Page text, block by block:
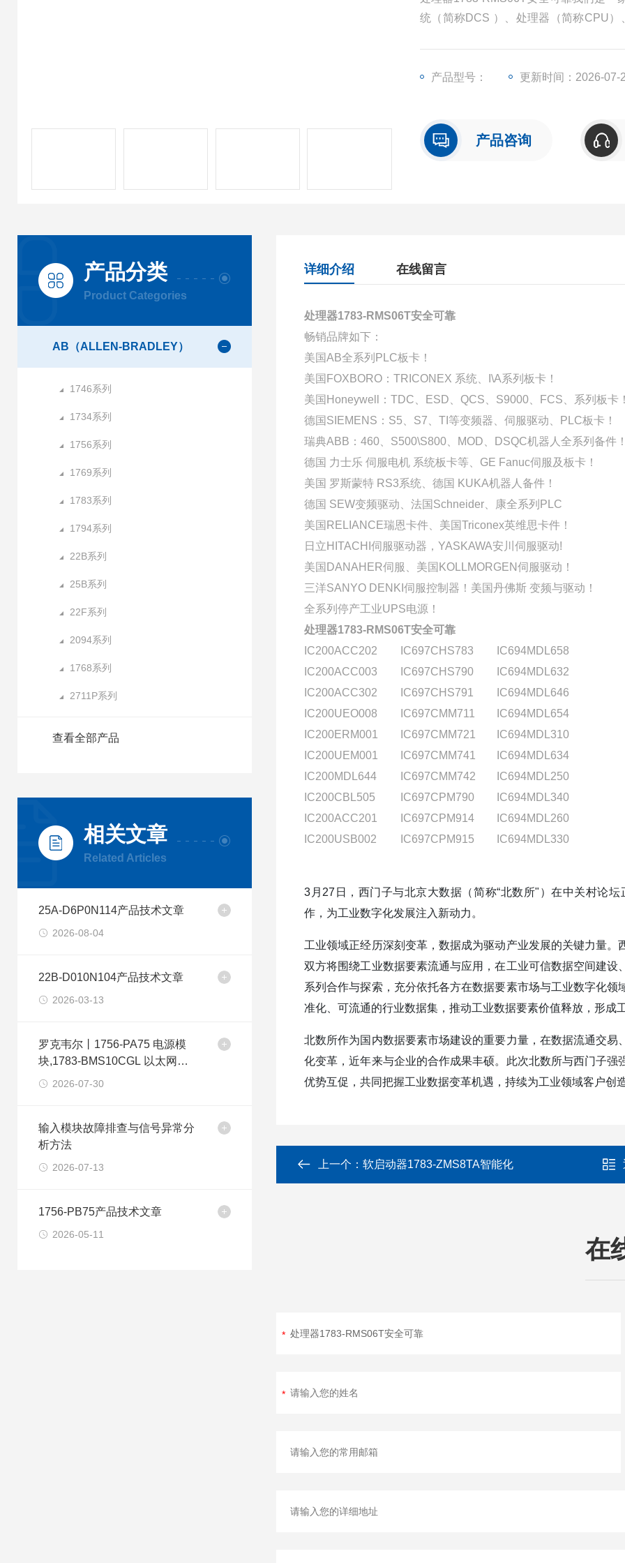
统（简称DCS ）、处理器（简称CPU
产品型号： 更新时间：2026-07-
产品咨询
产品分类
Product Categories
AB（ALLEN-BRADLEY）
1746系列
1734系列
1756系列
1769系列
1783系列
1794系列
22B系列
25B系列
22F系列
2094系列
1768系列
2711P系列
查看全部产品
相关文章
Related Articles
25A-D6P0N114产品技术文章
2026-08-04
22B-D010N104产品技术文章
2026-03-13
罗克韦尔丨1756-PA75 电源模
块,1783-BMS10CGL 以太网交
换机2026-07-30
输入模块故障排查与信号异常分
析方法
2026-07-13
1756-PB75产品技术文章
2026-05-11
详细介绍 在线留言
处理器1783-RMS06T安全可靠
畅销品牌如下：
美国AB全系列PLC板卡！
美国FOXBORO：TRICONEX 系统、I\A系列板卡！
美国Honeywell：TDC、ESD、QCS、S9000、FCS、系列板卡
德国SIEMENS：S5、S7、TI等变频器、伺服驱动、PLC板卡！
瑞典ABB：460、S500\S800、MOD、DSQC机器人全系列备件
德国 力士乐 伺服电机 系统板卡等、GE Fanuc伺服及板卡！
美国 罗斯蒙特 RS3系统、德国 KUKA机器人备件！
德国 SEW变频驱动、法国Schneider、康全系列PLC
美国RELIANCE瑞恩卡件、美国Triconex英维思卡件！
日立HITACHI伺服驱动器，YASKAWA安川伺服驱动!
美国DANAHER伺服、美国KOLLMORGEN伺服驱动！
三洋SANYO DENKI伺服控制器！美国丹佛斯 变频与驱动！
全系列停产工业UPS电源！
处理器1783-RMS06T安全可靠
IC200ACC202
IC697CHS783
IC694MDL658
IC200ACC003
IC697CHS790
IC694MDL632
IC200ACC302
IC697CHS791
IC694MDL646
IC200UEO008
IC697CMM711
IC694MDL654
IC200ERM001
IC697CMM721
IC694MDL310
IC200UEM001
IC697CMM741
IC694MDL634
IC200MDL644
IC697CMM742
IC694MDL250
IC200CBL505
IC697CPM790
IC694MDL340
IC200ACC201
IC697CPM914
IC694MDL260
IC200USB002
IC697CPM915 IC694MDL330
3月27日，西门子与北京大数据（简称“北数所"）在中关村论
作，为工业数字化发展注入新动力。
工业领域正经历深刻变革，数据成为驱动产业发展的关键力量
双方将围绕工业数据要素流通与应用，在工业可信数据空间建
系列合作与探索，充分依托各方在数据要素市场与工业数字化
准化、可流通的行业数据集，推动工业数据要素价值释放，形成
北数所作为国内数据要素市场建设的重要力量，在数据流通交
化变革，近年来与企业的合作成果丰硕。此次北数所与西门子
优势互促，共同把握工业数据变革机遇，持续为工业领域客户创
上一个： 软启动器1783-ZMS8TA智能化
在